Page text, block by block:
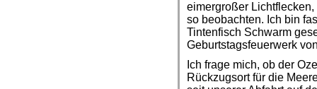
eimergroßer
so beobachten. Ich bin
Tintenfisch Schwarm
Geburtstagsfeuerwerk
Ich frage mich, ob der
Rückzugsort für die